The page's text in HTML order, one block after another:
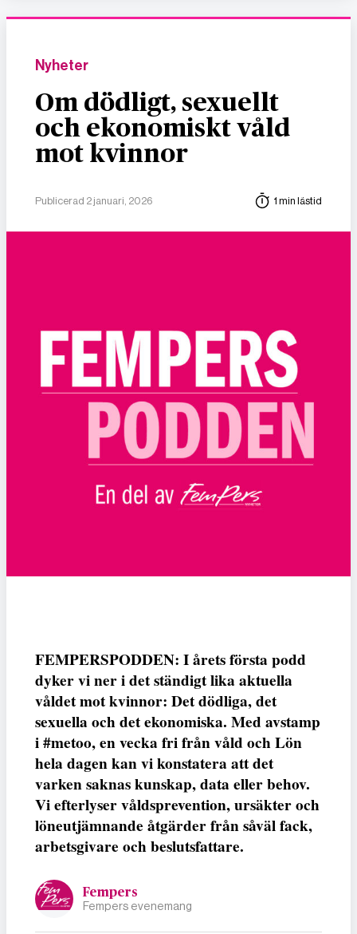
Nyheter
Om dödligt, sexuellt
och ekonomiskt våld
mot kvinnor
Publicerad 2 januari, 2026 1 min lästid
FEMPERSPODDEN: I årets första podd
dyker vi ner i det ständigt lika aktuella
våldet mot kvinnor: Det dödliga, det
sexuella och det ekonomiska. Med avstamp
i #metoo, en vecka fri från våld och Lön
hela dagen kan vi konstatera att det
varken saknas kunskap, data eller behov.
Vi efterlyser våldsprevention, ursäkter och
löneutjämnande åtgärder från såväl fack,
arbetsgivare och beslutsfattare.
Fempers
Fempers evenemang